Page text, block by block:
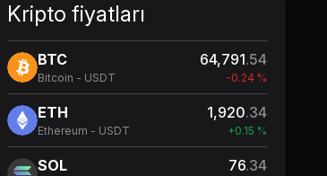
Kripto fiyatları
BTC
Bitcoin - USDT
64,791.54
-0.24 %
ETH
Ethereum - USDT
1,920.34
+0.15 %
SOL 76.34